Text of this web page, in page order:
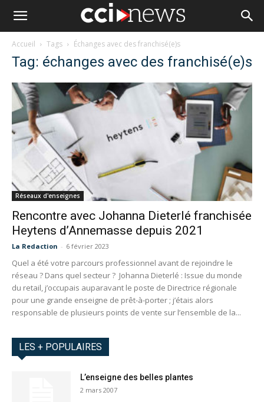
Accueil Tags Échanges avec des franchisé(e)s
Tag: échanges avec des franchisé(e)s
Réseaux d'enseignes
Rencontre avec Johanna Dieterlé franchisée
Heytens d’Annemasse depuis 2021
La Redaction - 6 février 2023
Quel a été votre parcours professionnel avant de rejoindre le
réseau ? Dans quel secteur ? Johanna Dieterlé : Issue du monde
du retail, j’occupais auparavant le poste de Directrice régionale
pour une grande enseigne de prêt-à-porter ; j’étais alors
responsable de plusieurs points de vente sur l’ensemble de la...
LES + POPULAIRES
L’enseigne des belles plantes
2 mars 2007